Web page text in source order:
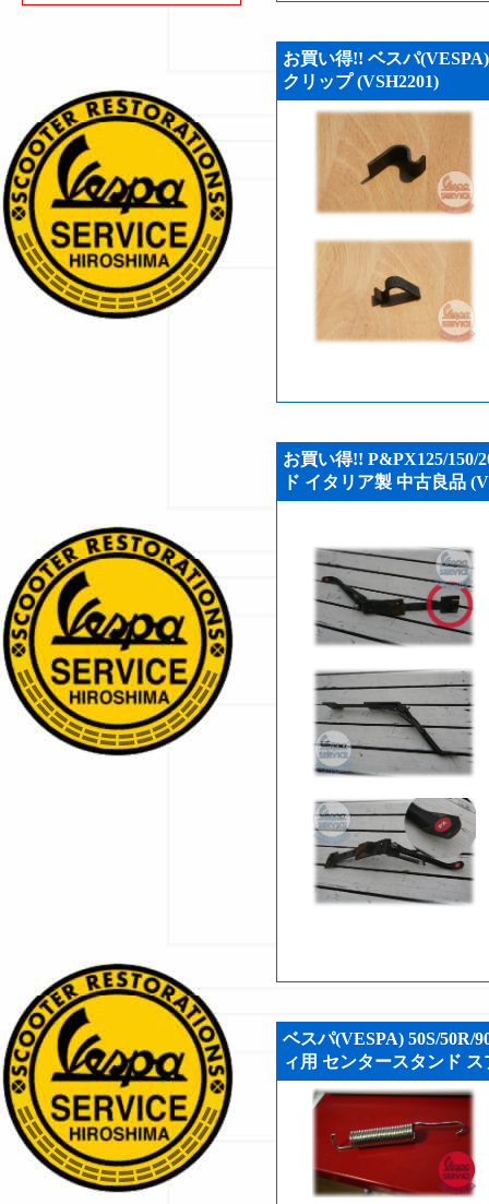
お買い得!! ベスパ
クリップ (VSH2201)
お買い得!! P&PX125/150/
ド イタリア製 中古良品
ベスパ(VESPA) 50S/50R/
ィ用 センタースタンド